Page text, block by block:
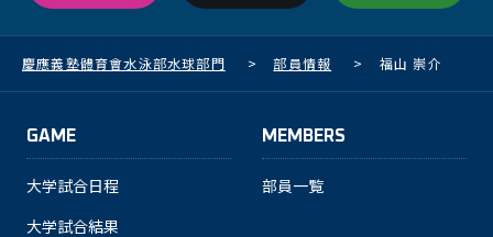
慶應義塾體育會水泳部水球部門 > 部員情報 > 福山 崇介
GAME
大学試合日程
大学試合結果
MEMBERS
部員一覧